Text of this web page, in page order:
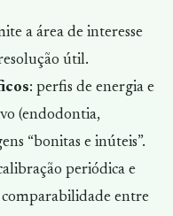
a área de interesse
útil.
: perfis de energia e
(endodontia,
“bonitas e inúteis”.
periódica e
entre